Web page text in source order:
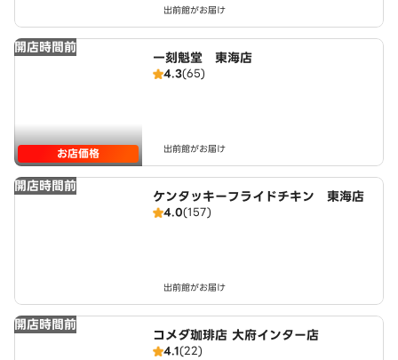
出前館がお届け
開店時間前
お店価格
一刻魁堂 東海店
4.3(65)
出前館がお届け
開店時間前
ケンタッキーフライドチキン 東海店
4.0(157)
出前館がお届け
開店時間前
コメダ珈琲店 大府インター店
4.1(22)